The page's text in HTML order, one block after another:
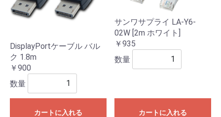
DisplayPortケーブル バル
ク 1.8m
￥900
数量
カートに入れる
サンワサプライ LA-Y6-
02W [2m ホワイト]
￥935
数量
カートに入れる